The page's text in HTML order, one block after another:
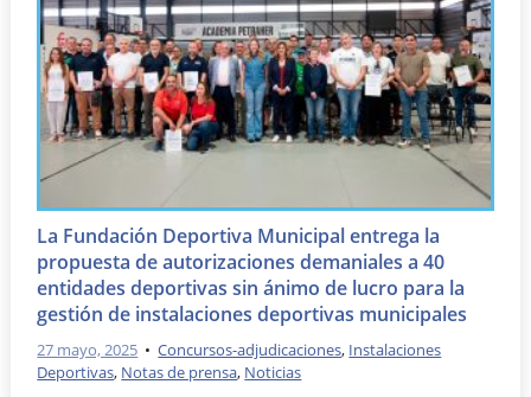
La Fundación Deportiva Municipal entrega la
propuesta de autorizaciones demaniales a 40
entidades deportivas sin ánimo de lucro para la
gestión de instalaciones deportivas municipales
27 mayo, 2025 •Concursos-adjudicaciones, Instalaciones
Deportivas, Notas de prensa, Noticias